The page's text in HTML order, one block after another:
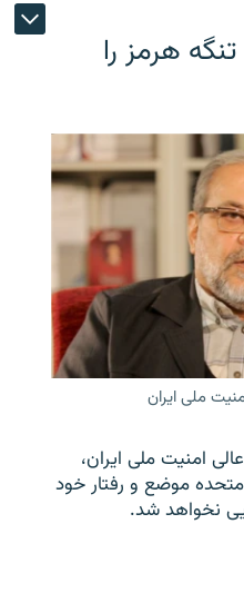
هرمز را
ملی ایران
امنیت ملی ایران،
موضع و رفتار خود
نخواهد شد.